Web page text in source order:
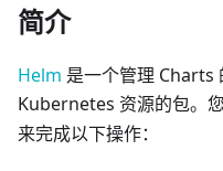
简介
Helm 是一个管理 Charts
Kubernetes 资源的包。
来完成以下操作：